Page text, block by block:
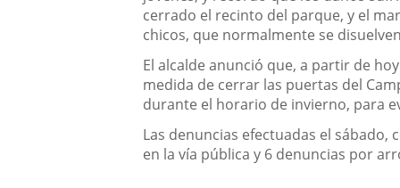
cerrado el recinto del parque, y el
chicos, que normalmente se
El alcalde anunció que, a partir de
medida de cerrar las puertas del
durante el horario de invierno, para
Las denuncias efectuadas el
en la vía pública y 6 denuncias por